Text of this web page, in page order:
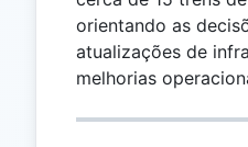
orientando as
atualizações de
melhorias